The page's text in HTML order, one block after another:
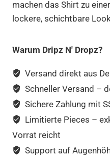
machen das Shirt zu
lockere, schichtbare
Warum Dripz N' Dropz?
Versand direkt aus
Schneller Versand –
Sichere Zahlung mit
Limitierte Pieces –
Vorrat reicht
Support auf